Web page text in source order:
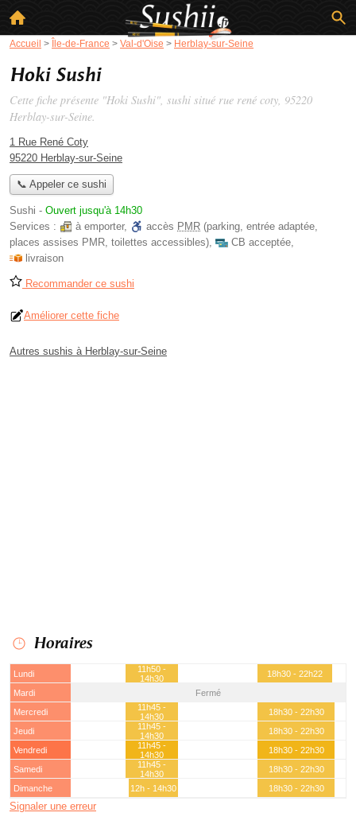
Accueil > Île-de-France > Val-d'Oise > Herblay-sur-Seine
Hoki Sushi
Cette fiche présente "Hoki Sushi", sushi situé rue rené coty, 95220
Herblay-sur-Seine.
1 Rue René Coty
95220 Herblay-sur-Seine
📞 Appeler ce sushi
Sushi - Ouvert jusqu'à 14h30
Services :
à emporter, accès PMR (parking, entrée adaptée,
places assises PMR, toilettes accessibles), CB acceptée,
livraison
Recommander ce sushi
Améliorer cette fiche
Autres sushis à Herblay-sur-Seine
Horaires
Lundi
11h50 -
14h30
18h30 - 22h22
Mardi
Fermé
Mercredi
11h45 -
14h30
18h30 - 22h30
Jeudi
11h45 -
14h30
18h30 - 22h30
Vendredi
11h45 -
14h30
18h30 - 22h30
Samedi
11h45 -
14h30
18h30 - 22h30
Dimanche
12h - 14h30 18h30 - 22h30
Signaler une erreur